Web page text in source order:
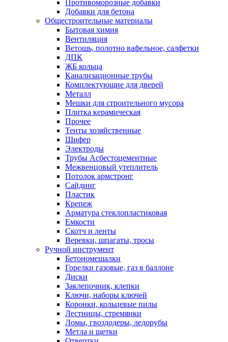
Противоморозные добавки
Добавки для бетона
Общестроительные материалы
Бытовая химия
Вентиляция
Ветошь, полотно вафельное, салфетки
ДПК
ЖБ кольца
Канализационные трубы
Комплектующие для дверей
Металл
Мешки для строительного мусора
Плитка керамическая
Прочее
Тенты хозяйственные
Шифер
Электроды
Трубы Асбестоцементные
Межвенцовый утеплитель
Потолок армстронг
Сайдинг
Пластик
Крепеж
Арматура стеклопластиковая
Емкости
Скотч и ленты
Веревки, шпагаты, тросы
Ручной инструмент
Бетономешалки
Горелки газовые, газ в баллоне
Диски
Заклепочник, клепки
Ключи, наборы ключей
Коронки, кольцевые пилы
Лестницы, стремянки
Ломы, гвоздодеры, ледорубы
Метла и щетки